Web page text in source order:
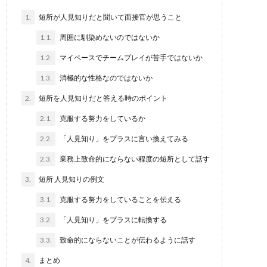
1. 短所が人見知りだと聞いて面接官が思うこと
1.1. 周囲に馴染めないのではないか
1.2. マイペースでチームプレイが苦手ではないか
1.3. 消極的な性格なのではないか
2. 短所を人見知りだと答える時のポイント
2.1. 克服する努力をしているか
2.2. 「人見知り」をプラスに言い換えてみる
2.3. 業務上致命的にならない程度の短所として話す
3. 短所 人見知りの例文
3.1. 克服する努力をしていることを伝える
3.2. 「人見知り」をプラスに転換する
3.3. 致命的にならないことが伝わるように話す
4. まとめ